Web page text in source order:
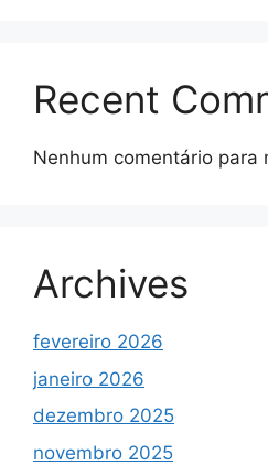
Recent
Nenhum comentário para
Archives
fevereiro 2026
janeiro 2026
dezembro 2025
novembro 2025